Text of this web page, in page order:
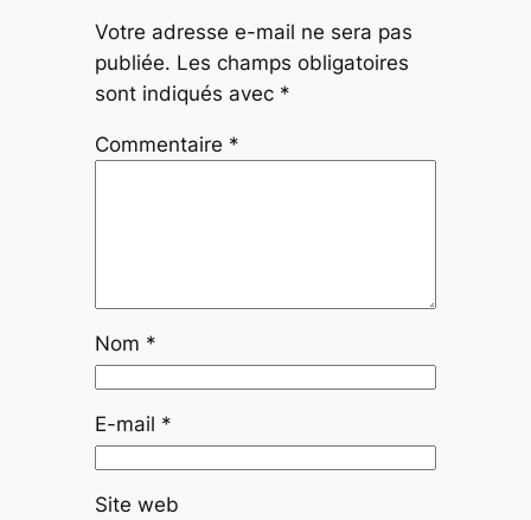
Votre adresse e-mail ne sera pas
publiée. Les champs obligatoires
sont indiqués avec *
Commentaire *
Nom *
E-mail *
Site web